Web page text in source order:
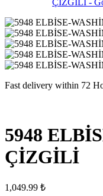
Fast delivery within 72
5948
ÇİZGİLİ
1,049.99 ₺